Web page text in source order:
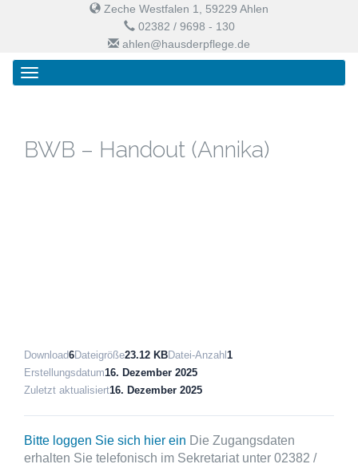
Zeche Westfalen 1, 59229 Ahlen
02382 / 9698 - 130
ahlen@hausderpflege.de
Primary
Menu
Skip
Haus der Pflege
BWB – Handout (Annika)
Download6Dateigröße23.12 KBDatei-Anzahl 1
Erstellungsdatum16. Dezember 2025
Zuletzt aktualisiert16. Dezember 2025
Bitte loggen Sie sich hier ein Die Zugangsdaten
erhalten Sie telefonisch im Sekretariat unter 02382 /